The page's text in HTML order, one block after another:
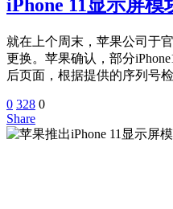
iPhone 11显示屏
就在上个周末，苹果公司于
更换。苹果确认，部分
后页面，根据提供的序列号
0 328 0
Share